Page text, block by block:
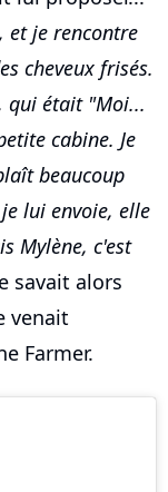
et je rencontre
cheveux frisés.
qui était "Moi...
cabine. Je
beaucoup
lui envoie, elle
Mylène, c'est
savait alors
venait
Farmer.